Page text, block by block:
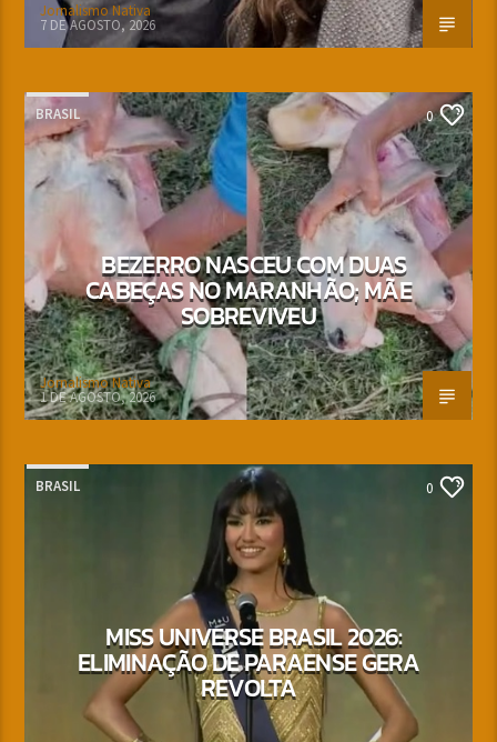
Jornalismo Nativa
7 DE AGOSTO, 2026
BRASIL 0
BEZERRO NASCEU COM DUAS
CABEÇAS NO MARANHÃO; MÃE
SOBREVIVEU
Jornalismo Nativa
1 DE AGOSTO, 2026
BRASIL 0
MISS UNIVERSE BRASIL 2026:
ELIMINAÇÃO DE PARAENSE GERA
REVOLTA